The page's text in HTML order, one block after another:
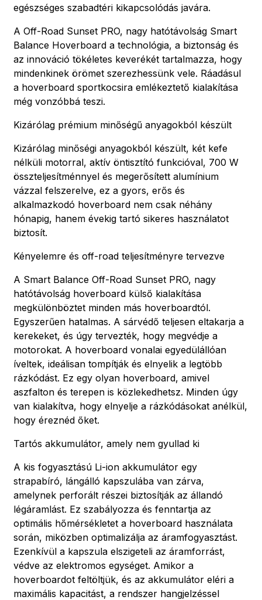
egészséges szabadtéri kikapcsolódás javára.
A Off-Road Sunset PRO, nagy hatótávolság Smart
Balance Hoverboard a technológia, a biztonság és
az innováció tökéletes keverékét tartalmazza, hogy
mindenkinek örömet szerezhessünk vele. Ráadásul
a hoverboard sportkocsira emlékeztető kialakítása
még vonzóbbá teszi.
Kizárólag prémium minőségű anyagokból készült
Kizárólag minőségi anyagokból készült, két kefe
nélküli motorral, aktív öntisztító funkcióval, 700 W
összteljesítménnyel és megerősített alumínium
vázzal felszerelve, ez a gyors, erős és
alkalmazkodó hoverboard nem csak néhány
hónapig, hanem évekig tartó sikeres használatot
biztosít.
Kényelemre és off-road teljesítményre tervezve
A Smart Balance Off-Road Sunset PRO, nagy
hatótávolság hoverboard külső kialakítása
megkülönböztet minden más hoverboardtól.
Egyszerűen hatalmas. A sárvédő teljesen eltakarja a
kerekeket, és úgy tervezték, hogy megvédje a
motorokat. A hoverboard vonalai egyedülállóan
íveltek, ideálisan tompítják és elnyelik a legtöbb
rázkódást. Ez egy olyan hoverboard, amivel
aszfalton és terepen is közlekedhetsz. Minden úgy
van kialakítva, hogy elnyelje a rázkódásokat anélkül,
hogy éreznéd őket.
Tartós akkumulátor, amely nem gyullad ki
A kis fogyasztású Li-ion akkumulátor egy
strapabíró, lángálló kapszulába van zárva,
amelynek perforált részei biztosítják az állandó
légáramlást. Ez szabályozza és fenntartja az
optimális hőmérsékletet a hoverboard használata
során, miközben optimalizálja az áramfogyasztást.
Ezenkívül a kapszula elszigeteli az áramforrást,
védve az elektromos egységet. Amikor a
hoverboardot feltöltjük, és az akkumulátor eléri a
maximális kapacitást, a rendszer hangjelzéssel